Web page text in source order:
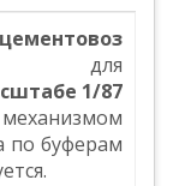
для
1/87
по буферам